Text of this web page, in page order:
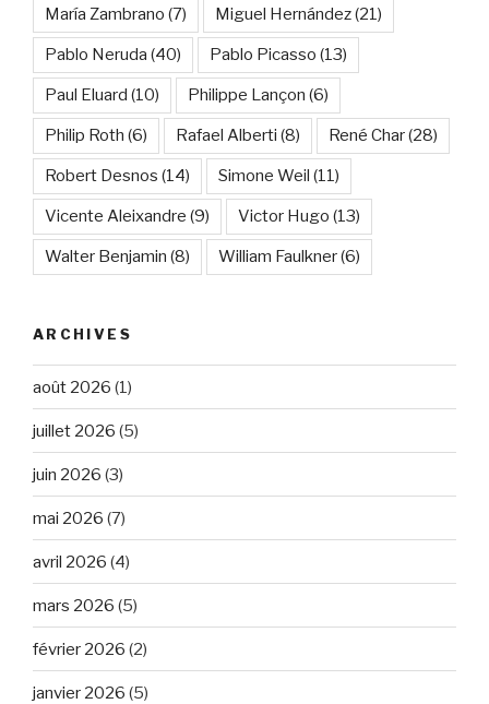
María Zambrano (7) Miguel Hernández(21)
Pablo Neruda (40) Pablo Picasso (13)
Paul Eluard (10) Philippe Lançon (6)
Philip Roth (6) Rafael Alberti (8) René Char(28)
Robert Desnos (14) Simone Weil (11)
Vicente Aleixandre (9) Victor Hugo (13)
Walter Benjamin (8) William Faulkner(6)
ARCHIVES
août 2026 (1)
juillet 2026 (5)
juin 2026 (3)
mai 2026 (7)
avril 2026 (4)
mars 2026 (5)
février 2026 (2)
janvier 2026 (5)